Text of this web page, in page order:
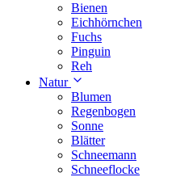
Bienen
Eichhörnchen
Fuchs
Pinguin
Reh
Natur
Blumen
Regenbogen
Sonne
Blätter
Schneemann
Schneeflocke